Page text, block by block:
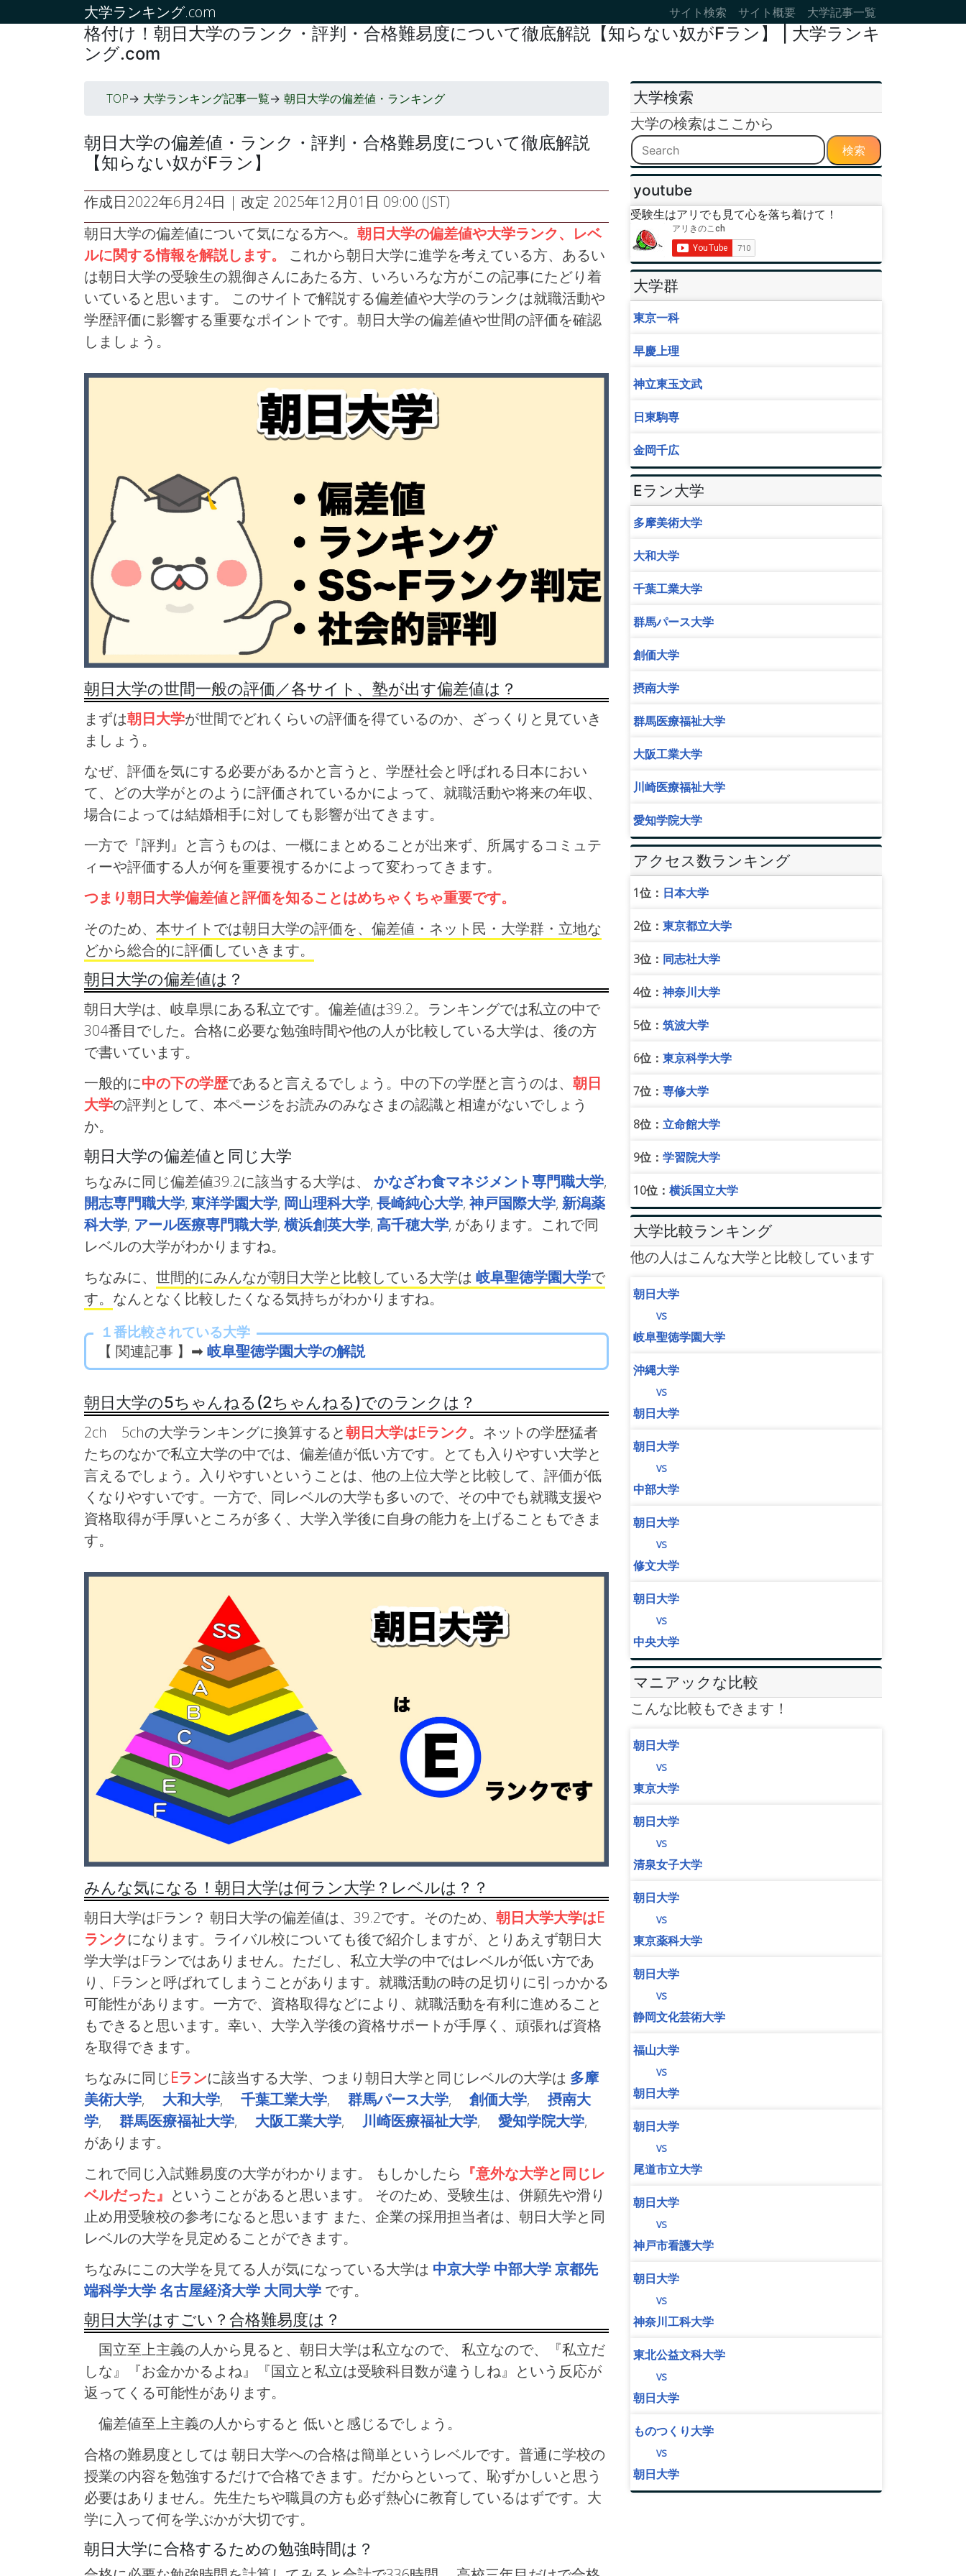
大学ランキング.com サイト検索 サイト概要 大学記事一覧
格付け！朝日大学のランク・評判・合格難易度について徹底解説【知らない奴がFラン】 | 大学ランキ
ング.com
TOP-> 大学ランキング記事一覧-> 朝日大学の偏差値・ランキング
朝日大学の偏差値・ランク・評判・合格難易度について徹底解説
【知らない奴がFラン】
作成日2022年6月24日 | 改定 2025年12月01日 09:00 (JST)
朝日大学の偏差値について気になる方へ。 朝日大学の偏差値や大学ランク、レベ
ルに関する情報を解説します。
これから朝日大学に進学を考えている方、あるい
は朝日大学の受験生の親御さんにあたる方、いろいろな方がこの記事にたどり着
いていると思います。 このサイトで解説する偏差値や大学のランクは就職活動や
学歴評価に影響する重要なポイントです。朝日大学の偏差値や世間の評価を確認
しましょう。
朝日大学の世間一般の評価／各サイト、塾が出す偏差値は？
まずは朝日大学が世間でどれくらいの評価を得ているのか、ざっくりと見ていき
ましょう。
なぜ、評価を気にする必要があるかと言うと、学歴社会と呼ばれる日本におい
て、どの大学がとのように評価されているかによって、就職活動や将来の年収、
場合によっては結婚相手に対しても影響が出てきます。
一方で『評判』と言うものは、一概にまとめることが出来ず、所属するコミュテ
ィーや評価する人が何を重要視するかによって変わってきます。
つまり朝日大学偏差値と評価を知ることはめちゃくちゃ重要です。
そのため、 本サイトでは朝日大学の評価を、偏差値・ネット民・大学群・立地な
どから総合的に評価していきます。
朝日大学の偏差値は？
朝日大学は、岐阜県にある私立です。偏差値は39.2。ランキングでは私立の中で
304番目でした。合格に必要な勉強時間や他の人が比較している大学は、後の方
で書いています。
一般的に中の下の学歴であると言えるでしょう。中の下の学歴と言うのは、 朝日
大学の評判として、本ページをお読みのみなさまの認識と相違がないでしょう
か。
朝日大学の偏差値と同じ大学
ちなみに同じ偏差値39.2に該当する大学は、 かなざわ食マネジメント専門職大学,
開志専門職大学, 東洋学園大学, 岡山理科大学, 長崎純心大学,神戸国際大学, 新潟薬
科大学, アール医療専門職大学, 横浜創英大学, 高千穂大学, があります。これで同
レベルの大学がわかりますね。
ちなみに、 世間的にみんなが朝日大学と比較している大学は 岐阜聖徳学園大学で
す。 なんとなく比較したくなる気持ちがわかりますね。
１番比較されている大学
【 関連記事 】➡ 岐阜聖徳学園大学の解説
朝日大学の5ちゃんねる(2ちゃんねる)でのランクは？
2ch 5chの大学ランキングに換算すると朝日大学はEランク。ネットの学歴猛者
たちのなかで私立大学の中では、偏差値が低い方です。とても入りやすい大学と
言えるでしょう。入りやすいということは、他の上位大学と比較して、評価が低
くなりやすいです。一方で、同レベルの大学も多いので、その中でも就職支援や
資格取得が手厚いところが多く、大学入学後に自身の能力を上げることもできま
す。
みんな気になる！朝日大学は何ラン大学？レベルは？？
朝日大学はFラン？ 朝日大学の偏差値は、39.2です。そのため、 朝日大学大学はE
ランクになります。ライバル校についても後で紹介しますが、とりあえず朝日大
学大学はFランではありません。ただし、私立大学の中ではレベルが低い方であ
り、Fランと呼ばれてしまうことがあります。就職活動の時の足切りに引っかかる
可能性があります。一方で、資格取得などにより、就職活動を有利に進めること
もできると思います。幸い、大学入学後の資格サポートが手厚く、頑張れば資格
を取得できます。
ちなみに同じEランに該当する大学、つまり朝日大学と同じレベルの大学は 多摩
美術大学, 大和大学, 千葉工業大学, 群馬パース大学, 創価大学, 摂南大
学, 群馬医療福祉大学, 大阪工業大学, 川崎医療福祉大学, 愛知学院大学,
があります。
これで同じ入試難易度の大学がわかります。 もしかしたら 『意外な大学と同じレ
ベルだった』 ということがあると思います。 そのため、受験生は、併願先や滑り
止め用受験校の参考になると思います また、企業の採用担当者は、朝日大学と同
レベルの大学を見定めることができます。
ちなみにこの大学を見てる人が気になっている大学は 中京大学 中部大学京都先
端科学大学名古屋経済大学 大同大学 です。
朝日大学はすごい？合格難易度は？
国立至上主義の人から見ると、朝日大学は私立なので、 私立なので、『私立だ
しな』『お金かかるよね』『国立と私立は受験科目数が違うしね』という反応が
返ってくる可能性があります。
偏差値至上主義の人からすると 低いと感じるでしょう。
合格の難易度としては 朝日大学への合格は簡単というレベルです。普通に学校の
授業の内容を勉強するだけで合格できます。だからといって、恥ずかしいと思う
必要はありません。先生たちや職員の方も必ず熱心に教育しているはずです。大
学に入って何を学ぶかが大切です。
朝日大学に合格するための勉強時間は？
大学検索
大学の検索はここから
検索
youtube
受験生はアリでも見て心を落ち着けて！
大学群
東京一科
早慶上理
神立東玉文武
日東駒専
金岡千広
Eラン大学
多摩美術大学
大和大学
千葉工業大学
群馬パース大学
創価大学
摂南大学
群馬医療福祉大学
大阪工業大学
川崎医療福祉大学
愛知学院大学
アクセス数ランキング
1位： 日本大学
2位： 東京都立大学
3位： 同志社大学
4位： 神奈川大学
5位： 筑波大学
6位： 東京科学大学
7位： 専修大学
8位： 立命館大学
9位： 学習院大学
10位： 横浜国立大学
大学比較ランキング
他の人はこんな大学と比較しています
朝日大学
vs
岐阜聖徳学園大学
沖縄大学
vs
朝日大学
朝日大学
vs
中部大学
朝日大学
vs
修文大学
朝日大学
vs
中央大学
マニアックな比較
こんな比較もできます！
朝日大学
vs
東京大学
朝日大学
vs
清泉女子大学
朝日大学
vs
東京薬科大学
朝日大学
vs
静岡文化芸術大学
福山大学
vs
朝日大学
朝日大学
vs
尾道市立大学
朝日大学
vs
神戸市看護大学
朝日大学
vs
神奈川工科大学
東北公益文科大学
vs
朝日大学
ものつくり大学
vs
朝日大学